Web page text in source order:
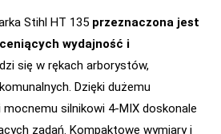
Stihl HT 135 przeznaczona jest
wydajność i
się w rękach arborystów,
Dzięki dużemu
silnikowi 4-MIX doskonale
zadań. Kompaktowe wymiary i